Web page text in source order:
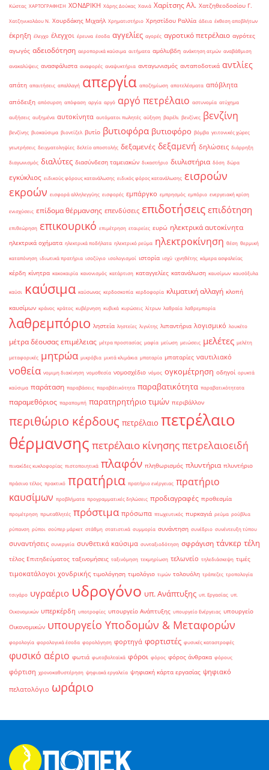
Κώστας ΧΑΡΤΟΓΡΑΦΗΣΗ ΧΟΝΔΡΙΚΗ Χάρης Δούκας Χανιά Χαρίτσης Αλ. Χατζηθεοδοσίου Γ.
Χατζηνικολάου Ν. Χουρδάκης Μιχαήλ Χρηματιστήριο Χρηστίδου Ραλλία άδεια έκθεση αποβλήτων
έκρηξη έλεγχο έλεγχοι έρευνα έσοδα αγγελίες αγορές αγροτικό πετρέλαιο αγρότες
αγωγός αδειοδότηση αεροπορικά καύσιμα αιτήματα αμόλυβδη ανάκτηση ατμών αναβάθμιση
ανακαλύψεις ανασφάλιστα αναφορές αναψυκτήρια ανταγωνισμός ανταποδοτικά αντλίες
απάτη απαιτήσεις απαλλαγή απεργία αποζημίωση αποτελέσματα απόβλητα
απόδειξη απόσυρση απόφαση αργία αργό αργό πετρέλαιο αστυνομία ατύχημα
αυξήσεις αυξημένα αυτοκίνητα αυτόματοι πωλητές αύξηση βαρέλι βενζίνες βενζίνη
βενζίνης βιοκαύσιμα βιοντίζελ βυτίο βυτιοφόρα βυτιοφόρο βόμβα γειτονικές χώρες
γεωτρήσεις δειγματοληψίες δελτίο αποστολής δεξαμενές δεξαμενή δηλώσεις διάρρηξη
διαγωνισμός διαλύτες διασύνδεση ταμειακών δικαστήριο διυλιστήρια δόση δώρα
εγκύκλιος ειδικούς φόρους κατανάλωσης ειδικός φόρος κατανάλωσης εισροών
εκροών εισφορά αλληλεγγύης εισφορές εμπάργκο εμπρησμός εμπόριο ενεργειακή κρίση
ενισχύσεις επίδομα θέρμανσης επενδύσεις επιδοτήσεις επιδότηση
επιθεώρηση επικουρικό επιμέτρηση εταιρείες ευρώ ηλεκτρικά αυτοκίνητα
ηλεκτρικά οχήματα ηλεκτρικά ποδήλατα ηλεκτρικό ρεύμα ηλεκτροκίνηση θέση θερμική
καταπόνηση ιδιωτικά πρατήρια ισοζύγιο ισολογισμοί ιστορία ισχύ ιχνηθέτης κάμερα ασφαλείας
κέρδη κίνητρα κακοκαιρία κανονισμός κατάρτιση καταγγελίες κατανάλωση καυσίμων καυσόξυλα
καύσι καύσιμα καύσωνας κερδοσκοπία κερδοφορία κλιματική αλλαγή κλοπή
καυσίμων κράνος κράτος κυβέρνηση κυβικά κυρώσεις λίτρων λαθραία λαθρεμπορία
λαθρεμπόριο ληστεία ληστείες λιγνίτης λιπαντήρια λογισμικό λουκέτο
μέτρα δέουσας επιμέλειας μέτρα προστασίας μαφία μείωση μειώσεις μελέτες μελέτη
μεταφορικές μητρώα μικρόβια μικτά κλιμάκια μπαταρία μπαταρίες ναυτιλιακό
νοθεία νομιμη διακίνηση νομοθεσία νομοσχέδιο νόμος ογκομέτρηση οδηγοί ορυκτά
καύσιμα παράταση παραβάσεις παραβάτικότητα παραβατικότητα παραβατικότητατα
παραμεθόριος παραπομπή παρατηρητήριο τιμών περιβάλλον
περιθώριο κέρδους πετρέλαιο πετρέλαιο
θέρμανσης πετρέλαιο κίνησηςπετρελαιοειδή
πινακίδες κυκλοφορίας πιστοποιητικά πλαφόν πληθωρισμός πλυντήρια πλυντήριο
πράσινο τέλος πρακτικό πρατήρια πρατήριο ενέργειας πρατήριο
καυσίμων προβλήματα προγραμματικές δηλώσεις προδιαγραφές προθεσμία
προμέτρηση πρωταθλητές πρόστιμα πρόσωπα πτωχευτικός πυρκαγιά ρεύμα ρούβλια
ρύπανση ρύποι σούπερ μάρκετ στάθμη στατιστικά συμμορία συνάντηση συνέδριο συνέντευξη τύπου
συναντήσεις συνεργεία συνθετικά καύσιμα συνταξιοδότηση σφράγιση τάνκερ τέλη
τέλος Επιτηδεύματος ταξινομήσεις ταξινόμηση τεκμηρίωση τελωνείο τηλεδιάσκεψη τιμές
τιμοκατάλογοι χονδρικής τιμολόγηση τιμολόγιο τιμών τολουόλη τράπεζες τροπολογία
τσιγάρο υγραέριο υδρογόνο υπ. Ανάπτυξης υπ. Εργασίας υπ.
Οικονομικών υπερκέρδη υποτροφίες υπουργείο Ανάπτυξης υπουργείο Ενέργειας υπουργείο
Οικονομικών υπουργείο Υποδομών & Μεταφορών
φορολογία φορολογικά έσοδα φορολόγηση φορτηγά φορτιστές φυσικές καταστροφές
φυσικό αέριο φωτιά φωτοβολταϊκά φόροι φόρος φόρος άνθρακα φόρους
φόρτιση χρονοκαθυστέρηση ψηφιακά εργαλεία ψηφιακή κάρτα εργασίας ψηφιακό
πελατολόγιο ωράριο